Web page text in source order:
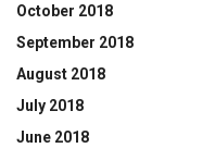
October 2018
September 2018
August 2018
July 2018
June 2018